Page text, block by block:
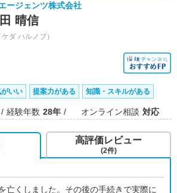
ージェンツ株式会社
晴信
ケダ ハルノブ）
いい 提案力がある 知識・スキルがある
経験年数 28年 オンライン相談 対応
くしました。その後の手続きで実際に
高評価レビュー
(2件)